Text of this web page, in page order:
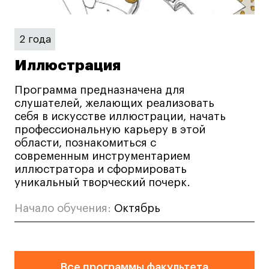
Britanka New Creatives
Проект с Microsoft
Подобрать программу
Войти в кампус
Получить сертификат
Дни открытых
Дни открытых
8 495 640 30 92
8 495 640 30 92
2 года
Иллюстрация
Программа предназначена для
слушателей, желающих реализовать
себя в искусстве иллюстрации, начать
профессиональную карьеру в этой
области, познакомиться с
современным инструментарием
иллюстратора и сформировать
уникальный творческий почерк.
Начало обучения: Октябрь